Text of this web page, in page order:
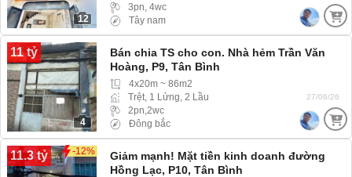
12
3pn, 4wc
Tây nam
11 tỷ
4
Bán chia TS cho con. Nhà hẻm Trần Văn
Hoàng, P9, Tân Bình
4x20m ~ 86m2
Trệt, 1 Lửng, 2 Lầu
2pn,2wc
Đông bắc
27/06/26
11.3 tỷ -12%
Giảm mạnh! Mặt tiền kinh doanh đường
Hồng Lạc, P10, Tân Bình